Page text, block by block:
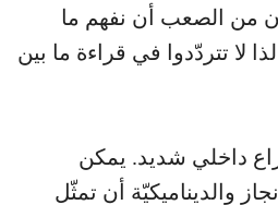
من الصعب أن نفهم ما
لا تتردّدوا في قراءة ما بين
داخلي شديد. يمكن
والديناميكيّة أن تمثّل